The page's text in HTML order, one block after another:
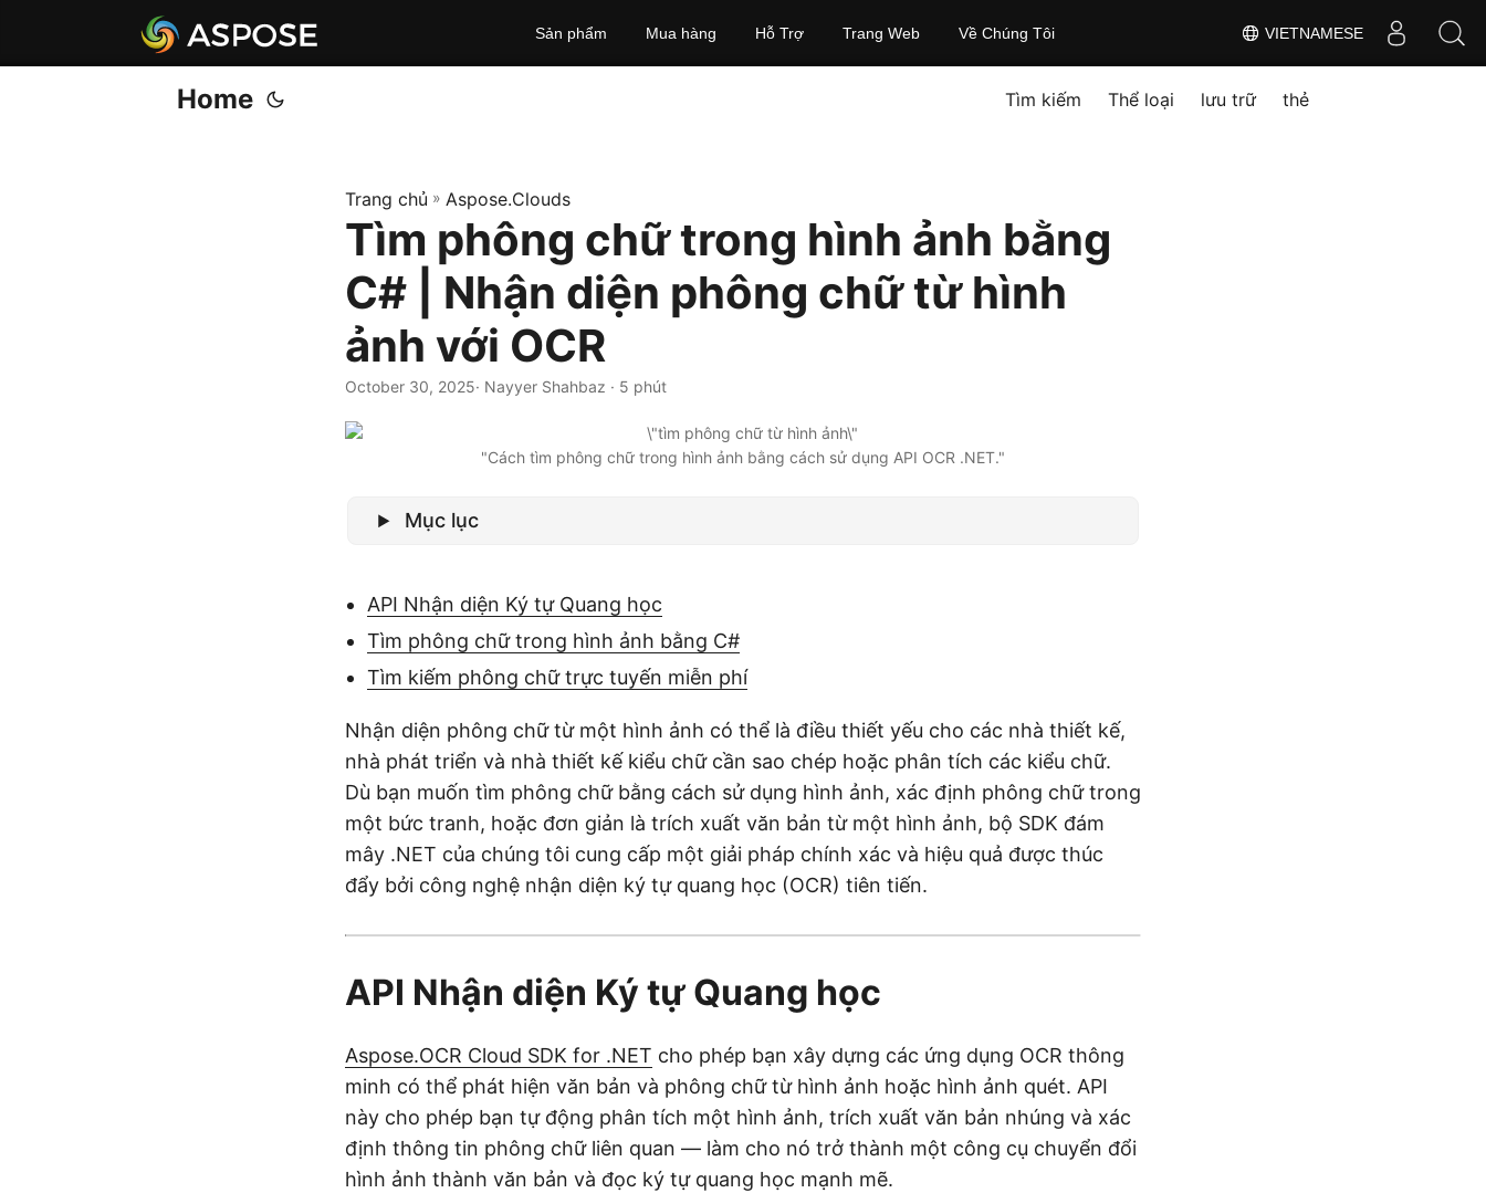
VIETNAMESE
Sản phẩm Mua hàng Hỗ Trợ Trang Web Về Chúng Tôi
Home Tìm kiếm Thể loại lưu trữ thẻ
Trang chủ » Aspose.Clouds
Tìm phông chữ trong hình ảnh bằng
C# | Nhận diện phông chữ từ hình
ảnh với OCR
October 30, 2025· Nayyer Shahbaz · 5 phút
"Cách tìm phông chữ trong hình ảnh bằng cách sử dụng API OCR .NET."
Mục lục
API Nhận diện Ký tự Quang học
Tìm phông chữ trong hình ảnh bằng C#
Tìm kiếm phông chữ trực tuyến miễn phí
Nhận diện phông chữ từ một hình ảnh có thể là điều thiết yếu cho các nhà thiết kế,
nhà phát triển và nhà thiết kế kiểu chữ cần sao chép hoặc phân tích các kiểu chữ.
Dù bạn muốn tìm phông chữ bằng cách sử dụng hình ảnh, xác định phông chữ trong
một bức tranh, hoặc đơn giản là trích xuất văn bản từ một hình ảnh, bộ SDK đám
mây .NET của chúng tôi cung cấp một giải pháp chính xác và hiệu quả được thúc
đẩy bởi công nghệ nhận diện ký tự quang học (OCR) tiên tiến.
API Nhận diện Ký tự Quang học
Aspose.OCR Cloud SDK for .NET cho phép bạn xây dựng các ứng dụng OCR thông
minh có thể phát hiện văn bản và phông chữ từ hình ảnh hoặc hình ảnh quét. API
này cho phép bạn tự động phân tích một hình ảnh, trích xuất văn bản nhúng và xác
định thông tin phông chữ liên quan — làm cho nó trở thành một công cụ chuyển đổi
hình ảnh thành văn bản và đọc ký tự quang học mạnh mẽ.